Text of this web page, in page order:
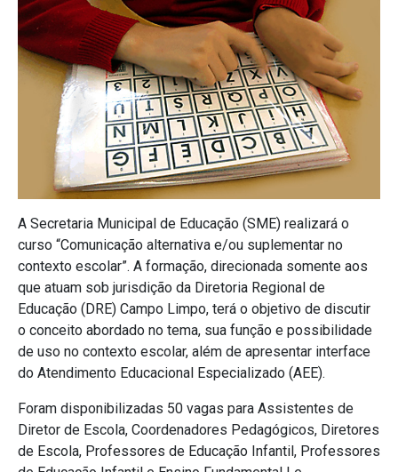
A Secretaria Municipal de Educação (SME) realizará o
curso “Comunicação alternativa e/ou suplementar no
contexto escolar”. A formação, direcionada somente aos
que atuam sob jurisdição da Diretoria Regional de
Educação (DRE) Campo Limpo, terá o objetivo de discutir
o conceito abordado no tema, sua função e possibilidade
de uso no contexto escolar, além de apresentar interface
do Atendimento Educacional Especializado (AEE).
Foram disponibilizadas 50 vagas para Assistentes de
Diretor de Escola, Coordenadores Pedagógicos, Diretores
de Escola, Professores de Educação Infantil, Professores